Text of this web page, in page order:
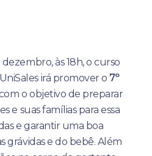
às 18h, o curso
irá promover o7º
o objetivo de preparar
e suas famílias para essa
e garantir uma boa
grávidas e do bebê. Além